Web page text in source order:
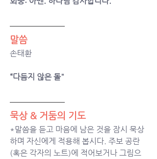
말씀
손태환
“다듬지 않은 돌"
묵상 & 거둠의 기도
*말씀을 듣고 마음에 남은 것을 잠시 묵상
하며 자신에게 적용해 봅시다. 주보 공란
(혹은 각자의 노트)에 적어보거나 그림으